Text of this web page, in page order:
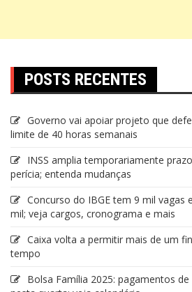
POSTS RECENTES
Governo vai apoiar projeto que
limite de 40 horas semanais
INSS amplia temporariamente
perícia; entenda mudanças
Concurso do IBGE tem 9 mil vagas
mil; veja cargos, cronograma e mais
Caixa volta a permitir mais de um
tempo
Bolsa Família 2025: pagamentos